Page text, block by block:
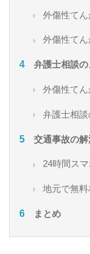
外傷性て
外傷性てん
弁護士相談の
外傷性て
弁護士相談
交通事故の
24時間ス
地元で無
まとめ